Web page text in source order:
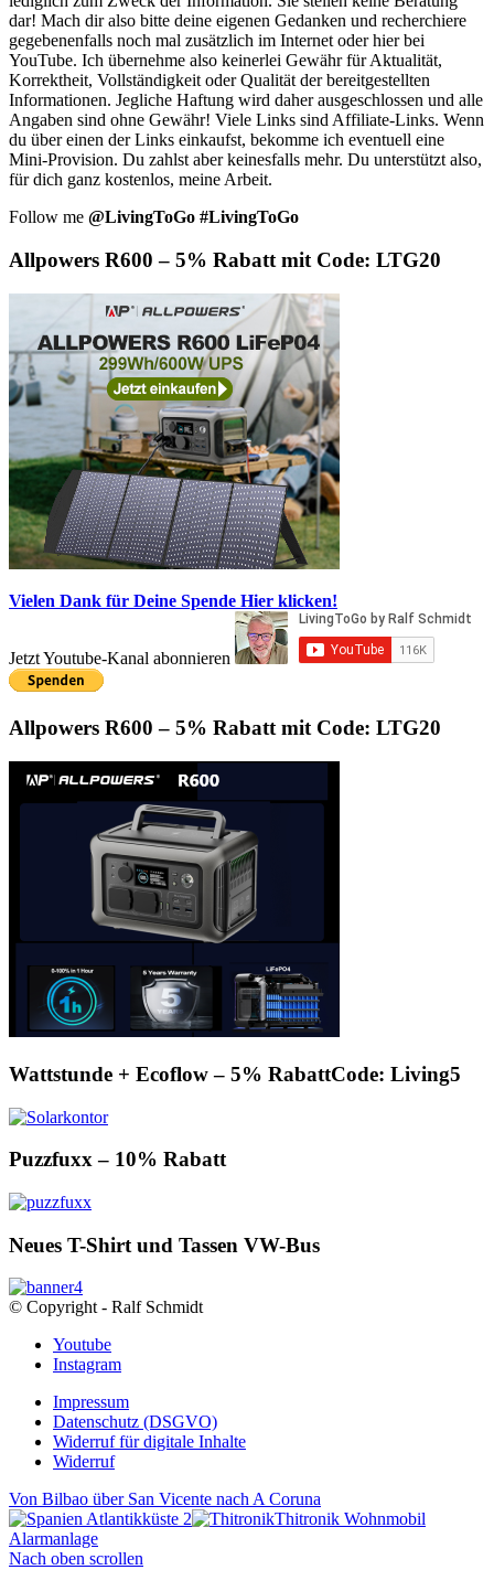
dar! Mach dir also bitte deine eigenen Gedanken und recherchiere
gegebenenfalls noch mal zusätzlich im Internet oder hier bei
YouTube. Ich übernehme also keinerlei Gewähr für Aktualität,
Korrektheit, Vollständigkeit oder Qualität der bereitgestellten
Informationen. Jegliche Haftung wird daher ausgeschlossen und alle
Angaben sind ohne Gewähr! Viele Links sind Affiliate-Links. Wenn
du über einen der Links einkaufst, bekomme ich eventuell eine
Mini-Provision. Du zahlst aber keinesfalls mehr. Du unterstützt also,
für dich ganz kostenlos, meine Arbeit.
Follow me @LivingToGo #LivingToGo
Allpowers R600 – 5% Rabatt mit Code: LTG20
Vielen Dank für Deine Spende Hier klicken!
Jetzt Youtube-Kanal abonnieren
Allpowers R600 – 5% Rabatt mit Code: LTG20
Wattstunde + Ecoflow – 5% RabattCode: Living5
Puzzfuxx – 10% Rabatt
Neues T-Shirt und Tassen VW-Bus
© Copyright - Ralf Schmidt
Youtube
Instagram
Impressum
Datenschutz (DSGVO)
Widerruf für digitale Inhalte
Widerruf
Von Bilbao über San Vicente nach A Coruna
Thitronik Wohnmobil
Alarmanlage
Nach oben scrollen